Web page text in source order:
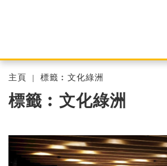
主頁 標籤︰文化綠洲
標籤︰文化綠洲